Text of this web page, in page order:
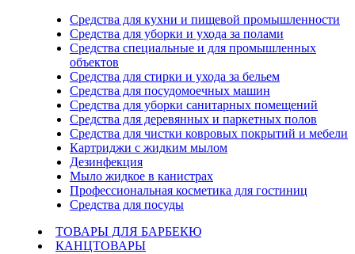
Средства для кухни и пищевой промышленности
Средства для уборки и ухода за полами
Средства специальные и для промышленных
объектов
Средства для стирки и ухода за бельем
Средства для посудомоечных машин
Средства для уборки санитарных помещений
Средства для деревянных и паркетных полов
Средства для чистки ковровых покрытий и мебели
Картриджи с жидким мылом
Дезинфекция
Мыло жидкое в канистрах
Профессиональная косметика для гостиниц
Средства для посуды
ТОВАРЫ ДЛЯ БАРБЕКЮ
КАНЦТОВАРЫ